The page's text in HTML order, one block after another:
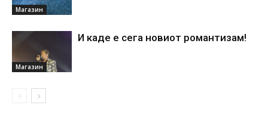
Магазин
Магазин
И каде е сега новиот романтизам!